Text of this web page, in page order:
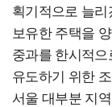
획기적으로 늘
보유한 주택을
중과를 한시적
유도하기 위한
서울 대부분 지